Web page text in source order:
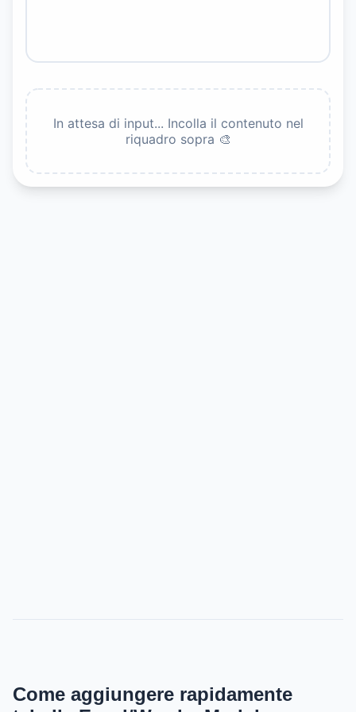
In attesa di input... Incolla il contenuto nel
riquadro sopra 🎨
Come aggiungere rapidamente